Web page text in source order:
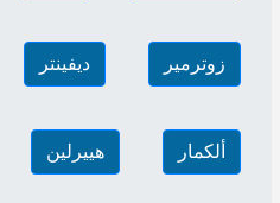
زوترمير ديفينتر
ألكمار هييرلين